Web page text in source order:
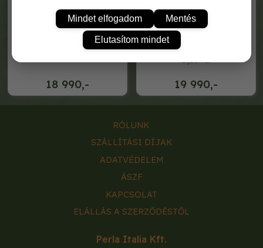
18 990,-
hosszabbító kábel dobbal
19 990,-
hosszabbító kábel dobbal 4
RÓLUNK
SZÁLLÍTÁSI DÍJAK
ADATVÉDELEM
ÁSZF
KAPCSOLAT
ELÁLLÁS A SZERZŐDÉSTŐL
Perla Italia Kft.
Mindet elfogadom Mentés
Elutasítom mindet